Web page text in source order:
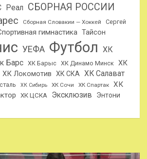
Реал СБОРНАЯ РОССИИ
Сборная Словакии — Хоккей
Сергей
гимнастика Тайсон
УЕФА Футбол ХК
Барс ХК Барыс ХК Динамо Минск
ХК
ХК Локомотив ХК СКА
ХК Салават
ХК Сибирь ХК Сочи ХК Спартак
ХК
ХК ЦСКА Эксклюзив
Энтони